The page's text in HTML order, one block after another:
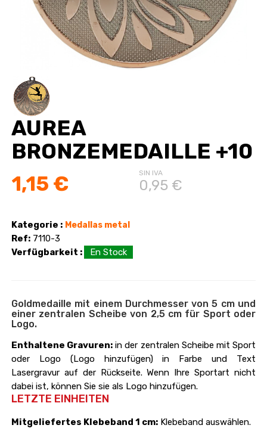
AUREA
BRONZEMEDAILLE +10
1,15 € SIN IVA
0,95 €
Kategorie : Medallas metal
Ref: 7110-3
Verfügbarkeit :
En Stock
Goldmedaille mit einem Durchmesser von 5 cm und
einer zentralen Scheibe von 2,5 cm für Sport oder
Logo.
Enthaltene Gravuren: in der zentralen Scheibe mit Sport
oder Logo (Logo hinzufügen) in Farbe und Text
Lasergravur auf der Rückseite. Wenn Ihre Sportart nicht
dabei ist, können Sie sie als Logo hinzufügen.
LETZTE EINHEITEN
Mitgeliefertes Klebeband 1 cm: Klebeband auswählen.